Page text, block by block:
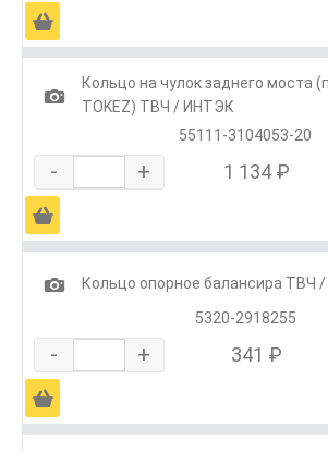
Ä
1
Кольцо на чулок заднего моста
TOKEZ) ТВЧ / ИНТЭК
55111-3104053-20
- + 1 134 ₽
Ä
1
Кольцо опорное балансира ТВЧ
5320-2918255
- + 341 ₽
Ä